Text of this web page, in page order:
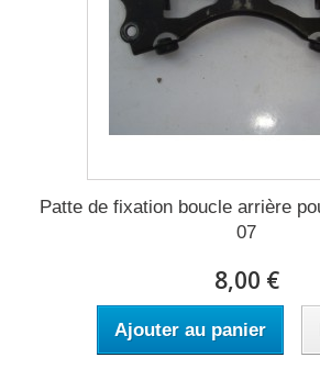
Patte de fixation boucle arrière
07
8,00 €
Ajouter au panier